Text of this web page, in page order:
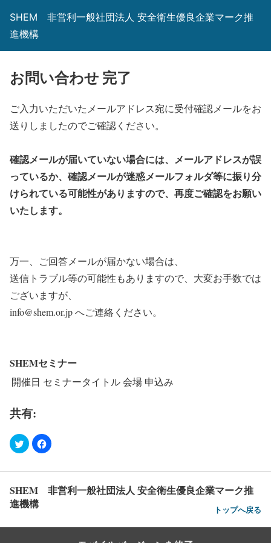
SHEM 非営利一般社団法人 安全衛生優良企業マーク推
進機構
お問い合わせ 完了
ご入力いただいたメールアドレス宛に受付確認メールをお
送りしましたのでご確認ください。
確認メールが届いていない場合には、メールアドレスが誤
っているか、確認メールが迷惑メールフォルダ等に振り分
けられている可能性がありますので、再度ご確認をお願い
いたします。
万一、ご回答メールが届かない場合は、
送信トラブル等の可能性もありますので、大変お手数では
ございますが、
info@shem.or.jp へご連絡ください。
SHEMセミナー
開催日 セミナータイトル会場 申込み
共有:
SHEM 非営利一般社団法人 安全衛生優良企業マーク推
進機構
トップへ戻る